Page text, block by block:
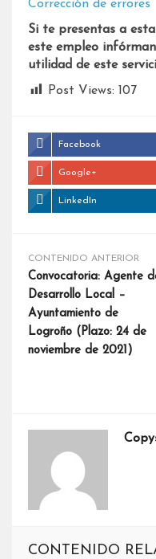
Corrección de errores
Si te presentas a
este empleo
utilidad de este
Post Views: 107
Facebook
Google+
LinkedIn
CONTENIDO ANTERIOR
Convocatoria: Agente
Desarrollo Local –
Ayuntamiento de
Logroño (Plazo: 24 de
noviembre de 2021)
CONTENIDO